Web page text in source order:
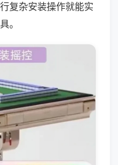
复杂安装操作就能实
。